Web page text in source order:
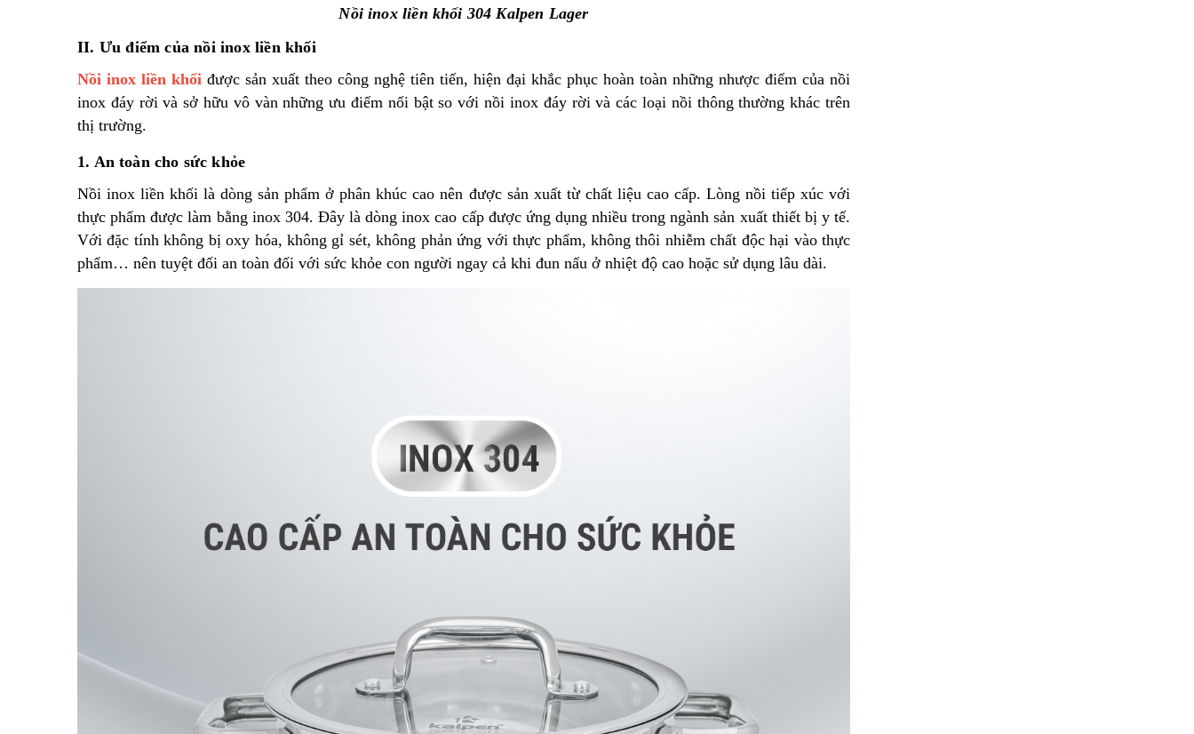
Nồi inox liền khối 304 Kalpen Lager
II. Ưu điểm của nồi inox liền khối
Nồi inox liền khối được sản xuất theo công nghệ tiên tiến, hiện đại khắc phục hoàn toàn những nhược điểm của nồi
inox đáy rời và sở hữu vô vàn những ưu điểm nổi bật so với nồi inox đáy rời và các loại nồi thông thường khác trên
thị trường.
1. An toàn cho sức khỏe
Nồi inox liền khối là dòng sản phẩm ở phân khúc cao nên được sản xuất từ chất liệu cao cấp. Lòng nồi tiếp xúc với
thực phẩm được làm bằng inox 304. Đây là dòng inox cao cấp được ứng dụng nhiều trong ngành sản xuất thiết bị y tế.
Với đặc tính không bị oxy hóa, không gỉ sét, không phản ứng với thực phẩm, không thôi nhiễm chất độc hại vào thực
phẩm… nên tuyệt đối an toàn đối với sức khỏe con người ngay cả khi đun nấu ở nhiệt độ cao hoặc sử dụng lâu dài.